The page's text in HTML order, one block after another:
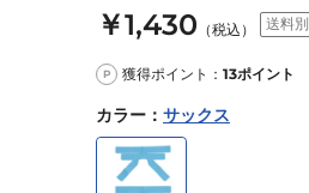
￥1,430 （税込） 送料別
P 獲得ポイント： 13ポイント
カラー ： サックス